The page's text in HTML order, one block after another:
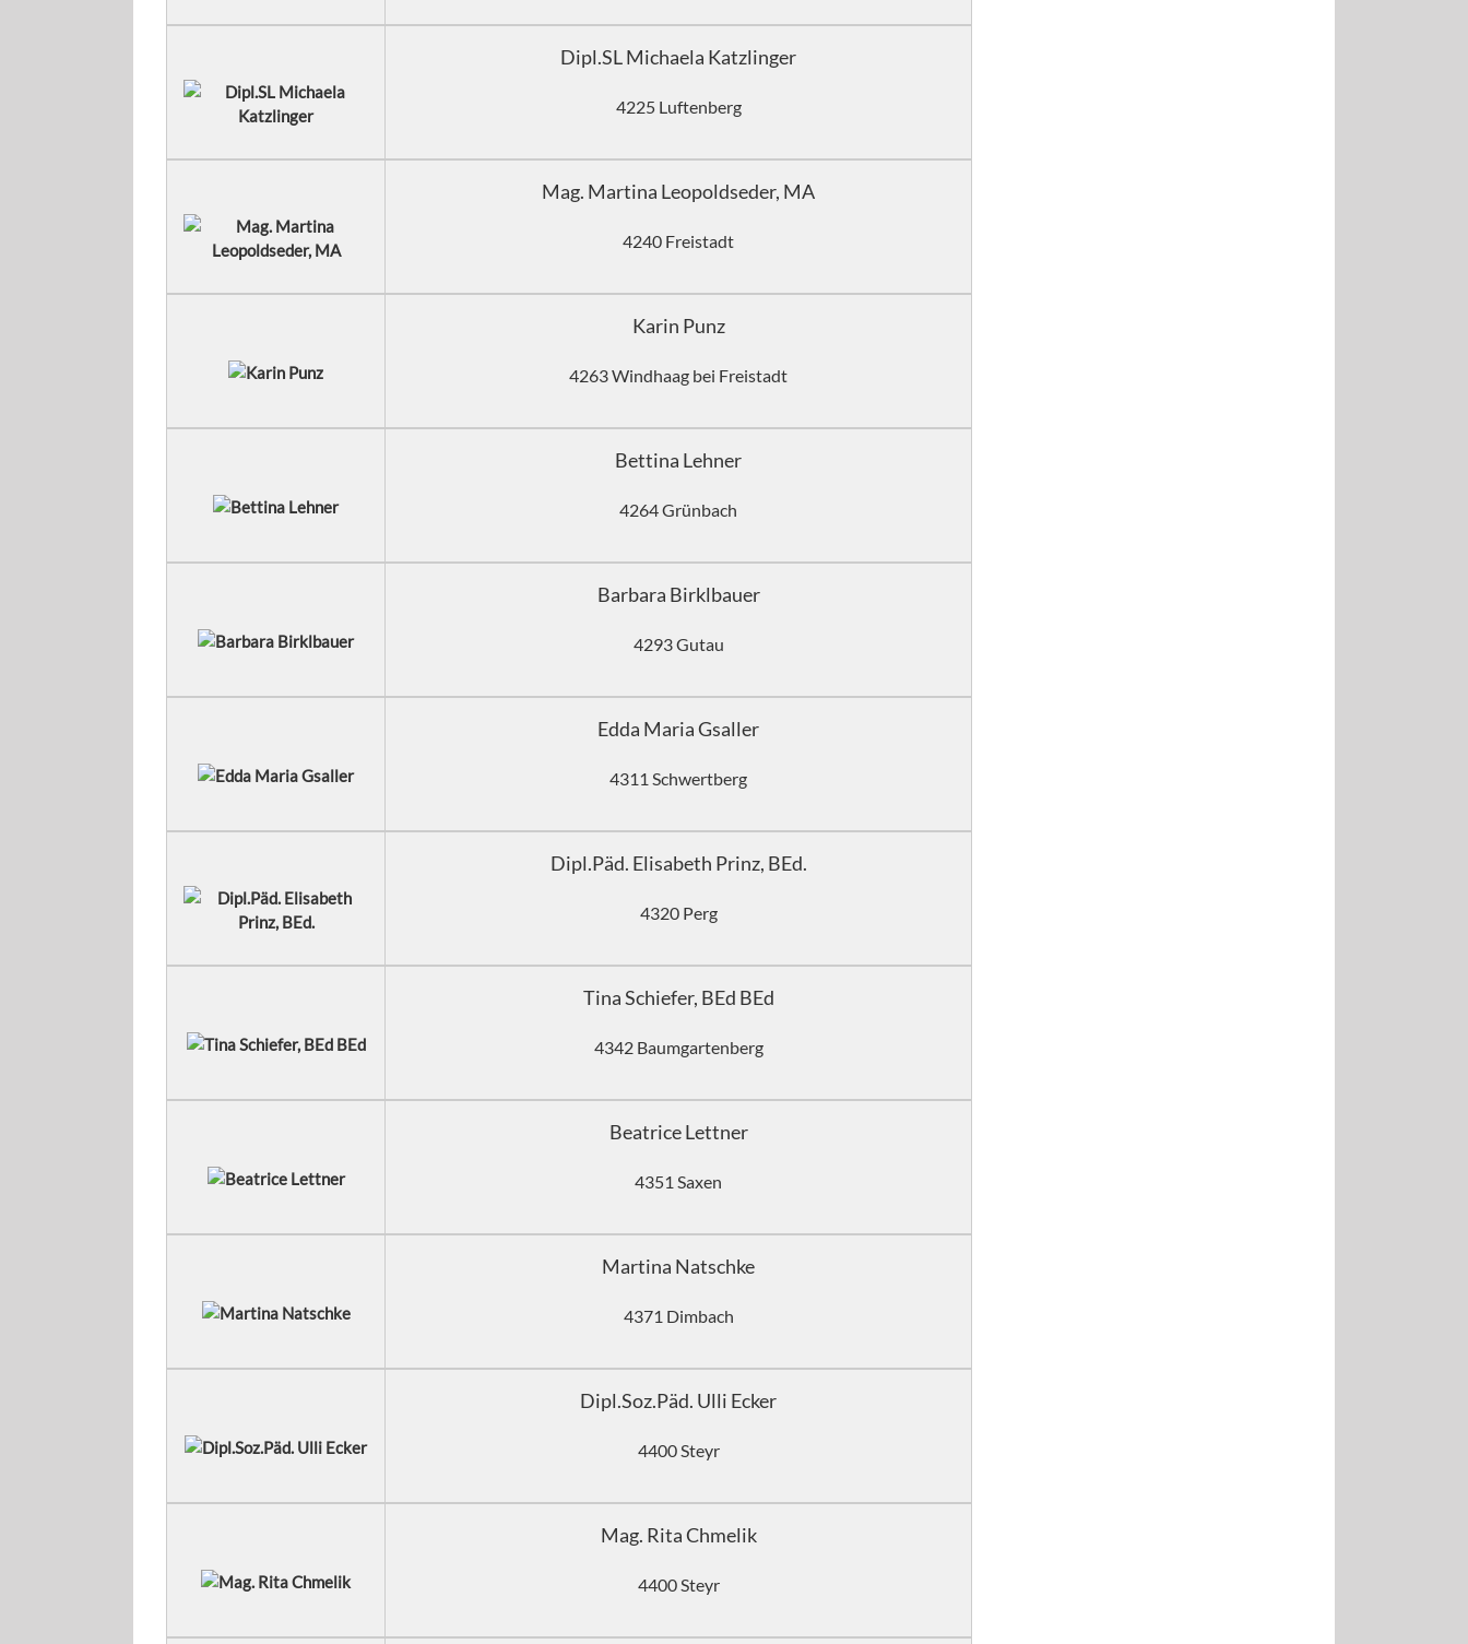
Dipl.SL Michaela Katzlinger
4225 Luftenberg
Mag. Martina Leopoldseder, MA
4240 Freistadt
Karin Punz
4263 Windhaag bei Freistadt
Bettina Lehner
4264 Grünbach
Barbara Birklbauer
4293 Gutau
Edda Maria Gsaller
4311 Schwertberg
Dipl.Päd. Elisabeth Prinz, BEd.
4320 Perg
Tina Schiefer, BEd BEd
4342 Baumgartenberg
Beatrice Lettner
4351 Saxen
Martina Natschke
4371 Dimbach
Dipl.Soz.Päd. Ulli Ecker
4400 Steyr
Mag. Rita Chmelik
4400 Steyr